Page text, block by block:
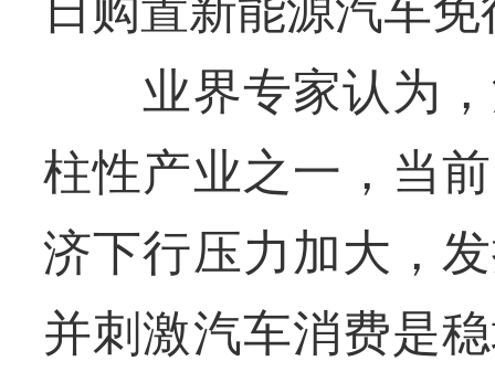
业界专家认为，
柱性产业之一，当
济下行压力加大，
并刺激汽车消费是